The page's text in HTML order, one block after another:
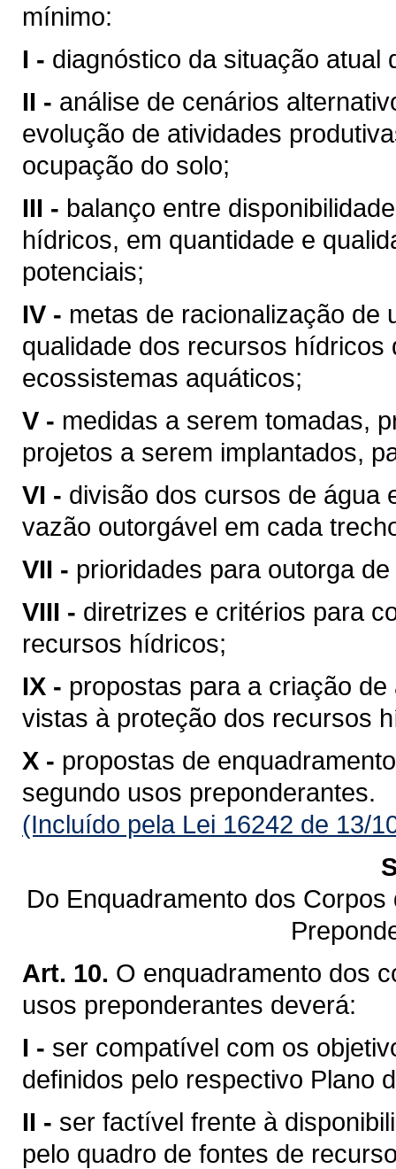
mínimo:
I - diagnóstico da situação atual
II - análise de cenários
evolução de atividades
ocupação do solo;
III - balanço entre
hídricos, em quantidade e
potenciais;
IV - metas de racionalização de
qualidade dos recursos
ecossistemas aquáticos;
V - medidas a serem tomadas,
projetos a serem implantados,
VI - divisão dos cursos de água
vazão outorgável em cada
VII - prioridades para outorga
VIII - diretrizes e critérios para
recursos hídricos;
IX - propostas para a criação
vistas à proteção dos recursos
X - propostas de
segundo usos preponderantes.
(Incluído pela Lei 16242 de 13/
Do Enquadramento dos
Art. 10. O enquadramento dos
usos preponderantes deverá:
I - ser compatível com os
definidos pelo respectivo Plano
II - ser factível frente à
pelo quadro de fontes de